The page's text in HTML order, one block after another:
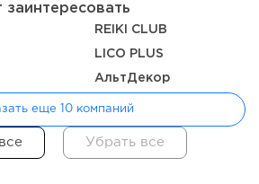
рублей до бизнеса стоимостью
REIKI CLUB
LICO PLUS
АльтДекор
еще 10 компаний